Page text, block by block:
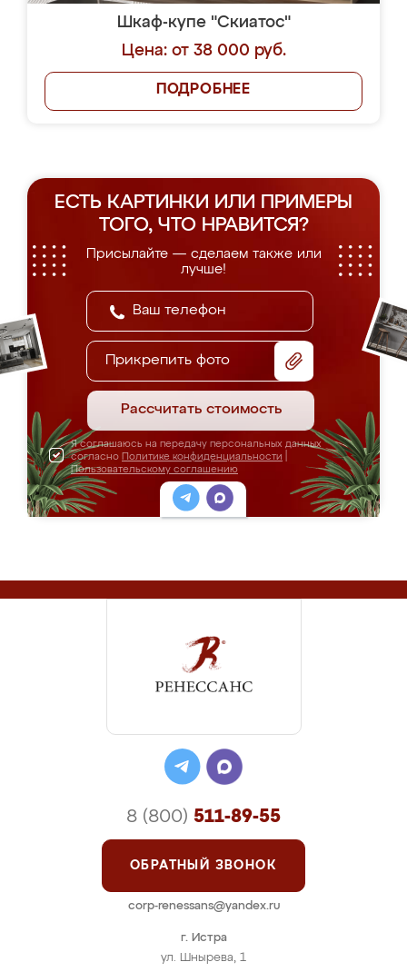
Шкаф-купе "Скиатос"
Цена: от 38 000 руб.
ПОДРОБНЕЕ
ЕСТЬ КАРТИНКИ ИЛИ ПРИМЕРЫ
ТОГО, ЧТО НРАВИТСЯ?
Присылайте — сделаем также или
лучше!
Прикрепить фото
Рассчитать стоимость
Я соглашаюсь на передачу персональных данных
согласно Политике конфиденциальности
Пользовательскому соглашению
г. Истра
ул. Шнырева, 1
8 (800) 511-89-55
ОБРАТНЫЙ ЗВОНОК
corp-renessans@yandex.ru